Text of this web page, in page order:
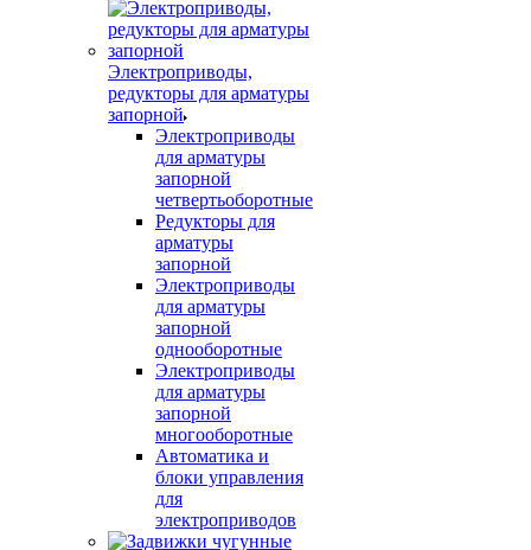
Электроприводы,
редукторы для арматуры
запорной
Электроприводы
для арматуры
запорной
четвертьоборотные
Редукторы для
арматуры
запорной
Электроприводы
для арматуры
запорной
однооборотные
Электроприводы
для арматуры
запорной
многооборотные
Автоматика и
блоки управления
для
электроприводов